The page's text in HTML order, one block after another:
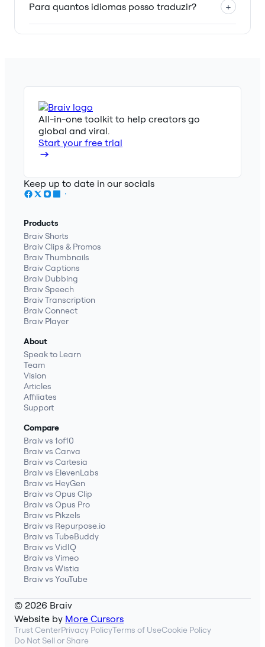
Para quantos idiomas posso traduzir? +
All-in-one toolkit to help creators go
global and viral.
Start your free trial
Keep up to date in our socials
Products
Braiv Shorts
Braiv Clips & Promos
Braiv Thumbnails
Braiv Captions
Braiv Dubbing
Braiv Speech
Braiv Transcription
Braiv Connect
Braiv Player
About
Speak to Learn
Team
Vision
Articles
Affiliates
Support
Compare
Braiv vs 1of10
Braiv vs Canva
Braiv vs Cartesia
Braiv vs ElevenLabs
Braiv vs HeyGen
Braiv vs Opus Clip
Braiv vs Opus Pro
Braiv vs Pikzels
Braiv vs Repurpose.io
Braiv vs TubeBuddy
Braiv vs VidIQ
Braiv vs Vimeo
Braiv vs Wistia
Braiv vs YouTube
© 2026 Braiv
Website by More Cursors
Trust CenterPrivacy PolicyTerms of UseCookie Policy
Do Not Sell or Share